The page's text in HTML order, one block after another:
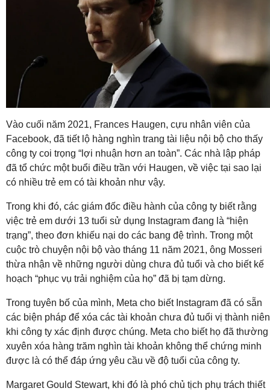
Vào cuối năm 2021, Frances Haugen, cựu nhân viên của
Facebook, đã tiết lộ hàng nghìn trang tài liệu nội bộ cho thấy
công ty coi trọng “lợi nhuận hơn an toàn”. Các nhà lập pháp
đã tổ chức một buổi điều trần với Haugen, về việc tại sao lại
có nhiều trẻ em có tài khoản như vậy.
Trong khi đó, các giám đốc điều hành của công ty biết rằng
việc trẻ em dưới 13 tuổi sử dụng Instagram đang là “hiện
trạng”, theo đơn khiếu nại do các bang đệ trình. Trong một
cuộc trò chuyện nội bộ vào tháng 11 năm 2021, ông Mosseri
thừa nhận về những người dùng chưa đủ tuổi và cho biết kế
hoạch “phục vụ trải nghiệm của họ” đã bị tạm dừng.
Trong tuyên bố của mình, Meta cho biết Instagram đã có sẵn
các biện pháp để xóa các tài khoản chưa đủ tuổi vị thành niên
khi công ty xác định được chúng. Meta cho biết họ đã thường
xuyên xóa hàng trăm nghìn tài khoản không thể chứng minh
được là có thể đáp ứng yêu cầu về độ tuổi của công ty.
Margaret Gould Stewart, khi đó là phó chủ tịch phụ trách thiết